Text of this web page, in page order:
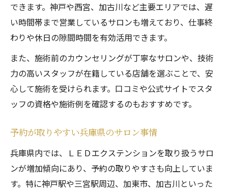
できます。神戸や西宮、加古川など主要エリアでは、遅
い時間帯まで営業しているサロンも増えており、仕事終
わりや休日の隙間時間を有効活用できます。
また、施術前のカウンセリングが丁寧なサロンや、技術
力の高いスタッフが在籍している店舗を選ぶことで、安
心して施術を受けられます。口コミや公式サイトでスタ
ッフの資格や施術例を確認するのもおすすめです。
予約が取りやすい兵庫県のサロン事情
兵庫県内では、ＬＥＤエクステンションを取り扱うサロ
ンが増加傾向にあり、予約の取りやすさも向上していま
す。特に神戸駅や三宮駅周辺、加東市、加古川といった